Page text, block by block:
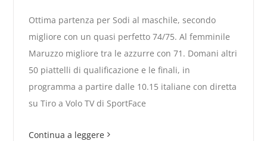
CdM Cina. Ad Hangzhou primo giorno per lo Skeet
Ottima partenza per Sodi al maschile, secondo
migliore con un quasi perfetto 74/75. Al femminile
Maruzzo migliore tra le azzurre con 71. Domani altri
50 piattelli di qualificazione e le finali, in
programma a partire dalle 10.15 italiane con diretta
su Tiro a Volo TV di SportFace
Continua a leggere